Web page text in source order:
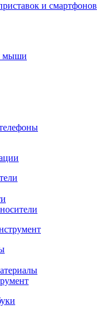
и смартфонов
мыши